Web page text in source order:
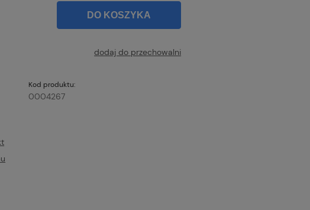
DO KOSZYKA
dodaj do przechowalni
Kod produktu:
0004267